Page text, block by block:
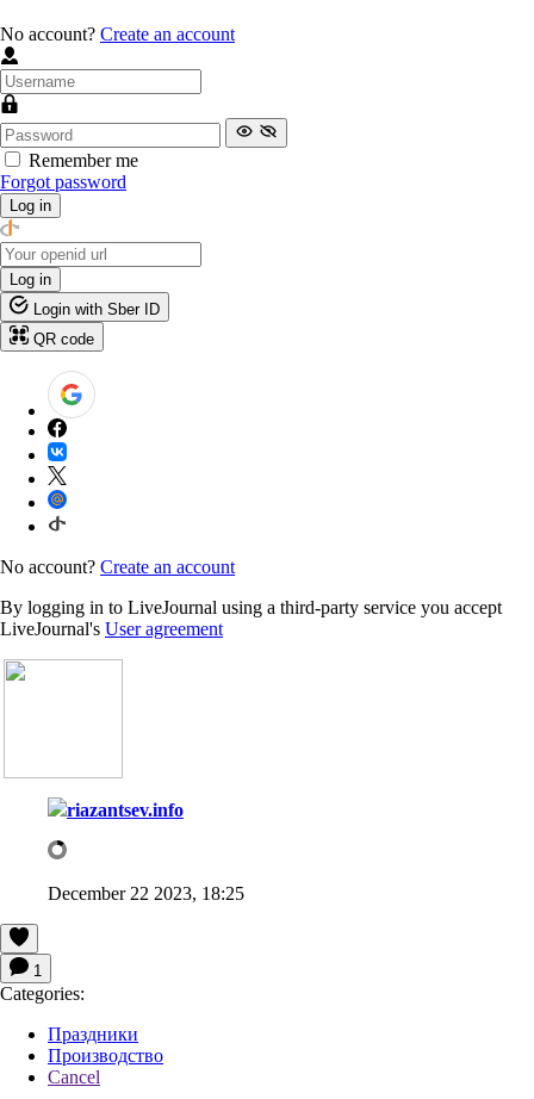
No account? Create an account
Remember me
Forgot password
Log in
Log in
Login with Sber ID
QR code
No account? Create an account
By logging in to LiveJournal using a third-party service you accept
LiveJournal's User agreement
riazantsev.info
December 22 2023, 18:25
1
Categories:
Праздники
Производство
Cancel